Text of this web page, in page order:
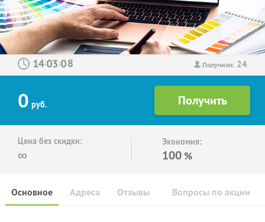
Получили: 24
: :
0 руб.
Цена без скидки:
∞
Экономия:
100 %
Основное Отзывы Вопросы по акции
Адреса